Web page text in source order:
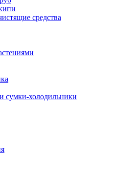
средства
сумки-холодильники